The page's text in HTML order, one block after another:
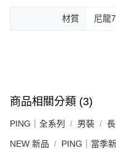
材質 尼龍
商品相關分類 (3)
PING｜全系列 男裝
NEW 新品 PING｜當季